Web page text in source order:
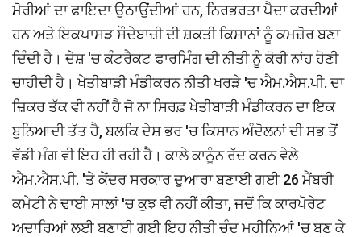
ਮੋਰੀਆਂ ਦਾ ਫਾਇਦਾ ਉਠਾਉਂਦੀਆਂ ਹਨ, ਨਿਰਭਰਤਾ ਪੈਦਾ ਕਰਦੀਆਂ
ਹਨ ਅਤੇ ਇਕਪਾਸੜ ਸੌਦੇਬਾਜ਼ੀ ਦੀ ਸ਼ਕਤੀ ਕਿਸਾਨਾਂ ਨੂੰ ਕਮਜ਼ੋਰ ਬਣਾ
ਦਿੰਦੀ ਹੈ। ਦੇਸ਼ 'ਚ ਕੰਟਰੈਕਟ ਫਾਰਮਿੰਗ ਦੀ ਨੀਤੀ ਨੂੰ ਕੋਰੀ ਨਾਂਹ ਹੋਣੀ
ਚਾਹੀਦੀ ਹੈ। ਖੇਤੀਬਾੜੀ ਮੰਡੀਕਰਨ ਨੀਤੀ ਖਰੜੇ 'ਚ ਐਮ.ਐਸ.ਪੀ. ਦਾ
ਜ਼ਿਕਰ ਤੱਕ ਵੀ ਨਹੀਂ ਹੈ ਜੋ ਨਾ ਸਿਰਫ਼ ਖੇਤੀਬਾੜੀ ਮੰਡੀਕਰਨ ਦਾ ਇਕ
ਬੁਨਿਆਦੀ ਤੱਤ ਹੈ, ਬਲਕਿ ਦੇਸ਼ ਭਰ 'ਚ ਕਿਸਾਨ ਅੰਦੋਲਨਾਂ ਦੀ ਸਭ ਤੋਂ
ਵੱਡੀ ਮੰਗ ਵੀ ਇਹ ਹੀ ਰਹੀ ਹੈ। ਕਾਲੇ ਕਾਨੂੰਨ ਰੱਦ ਕਰਨ ਵੇਲੇ
ਐਮ.ਐਸ.ਪੀ. 'ਤੇ ਕੇਂਦਰ ਸਰਕਾਰ ਦੁਆਰਾ ਬਣਾਈ ਗਈ 26 ਮੈਂਬਰੀ
ਕਮੇਟੀ ਨੇ ਢਾਈ ਸਾਲਾਂ 'ਚ ਕੁਝ ਵੀ ਨਹੀਂ ਕੀਤਾ, ਜਦੋਂ ਕਿ ਕਾਰਪੋਰੇਟ
ਅਦਾਰਿਆਂ ਲਈ ਬਣਾਈ ਗਈ ਇਹ ਨੀਤੀ ਚੰਦ ਮਹੀਨਿਆਂ 'ਚ ਬਣ ਕੇ